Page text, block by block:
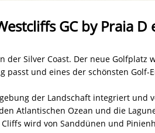
GC by Praia D
der Silver Coast. Der neue
passt und eines der schönsten Golf-
der Landschaft integriert und
Atlantischen Ozean und die
Cliffs wird von Sanddünen und